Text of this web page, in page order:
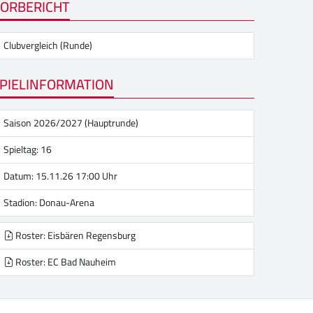
Clubvergleich (Runde)
Saison 2026/2027 (Hauptrunde)
Spieltag: 16
Datum: 15.11.26 17:00 Uhr
Stadion:Donau-Arena
Roster: Eisbären Regensburg
Roster: EC Bad Nauheim